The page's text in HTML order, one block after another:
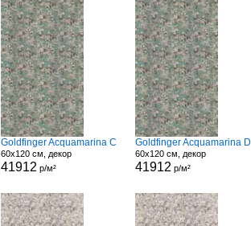
Goldfinger Acquamarina C
60x120 см, декор
41912 р/м²
Goldfinger Acquamarina D
60x120 см, декор
41912 р/м²